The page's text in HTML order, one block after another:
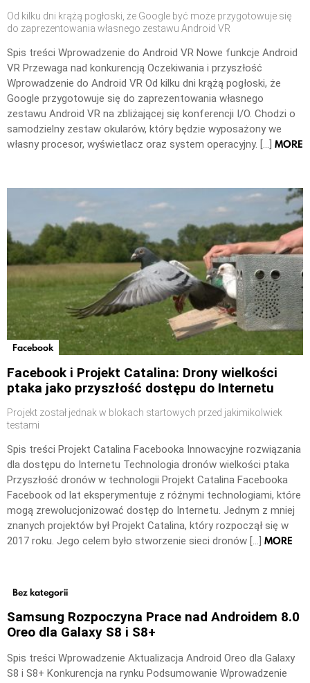
Od kilku dni krążą pogłoski, że Google być może przygotowuje się
do zaprezentowania własnego zestawu Android VR
Spis treści Wprowadzenie do Android VR Nowe funkcje Android
VR Przewaga nad konkurencją Oczekiwania i przyszłość
Wprowadzenie do Android VR Od kilku dni krążą pogłoski, że
Google przygotowuje się do zaprezentowania własnego
zestawu Android VR na zbliżającej się konferencji I/O. Chodzi o
samodzielny zestaw okularów, który będzie wyposażony we
własny procesor, wyświetlacz oraz system operacyjny. […] MORE
Facebook
Facebook i Projekt Catalina: Drony wielkości
ptaka jako przyszłość dostępu do Internetu
Projekt został jednak w blokach startowych przed jakimikolwiek
testami
Spis treści Projekt Catalina Facebooka Innowacyjne rozwiązania
dla dostępu do Internetu Technologia dronów wielkości ptaka
Przyszłość dronów w technologii Projekt Catalina Facebooka
Facebook od lat eksperymentuje z różnymi technologiami, które
mogą zrewolucjonizować dostęp do Internetu. Jednym z mniej
znanych projektów był Projekt Catalina, który rozpoczął się w
2017 roku. Jego celem było stworzenie sieci dronów […] MORE
Bez kategorii
Samsung Rozpoczyna Prace nad Androidem 8.0
Oreo dla Galaxy S8 i S8+
Spis treści Wprowadzenie Aktualizacja Android Oreo dla Galaxy
S8 i S8+ Konkurencja na rynku Podsumowanie Wprowadzenie